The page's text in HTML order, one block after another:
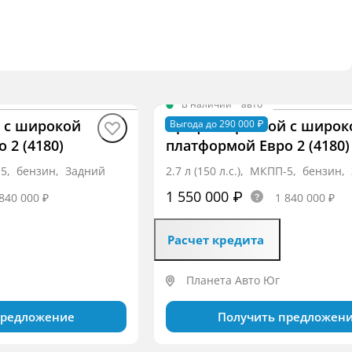
c широкой
2 (4180)
бензин, Задний
000 ₽
Выгода до 290 000 ₽
В наличии авто
Профи Бортовой c
платформой Евро 2 (4180)
2.7 л (150 л.с.), МКПП-5, бензин,
1 550 000 ₽ 1 840 000 ₽
Расчет кредита
Планета Авто Юг
Получить